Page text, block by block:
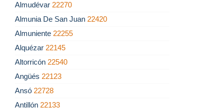
Almudévar 22270
Almunia De San Juan 22420
Almuniente 22255
Alquézar 22145
Altorricón 22540
Angüés 22123
Ansó 22728
Antillón 22133